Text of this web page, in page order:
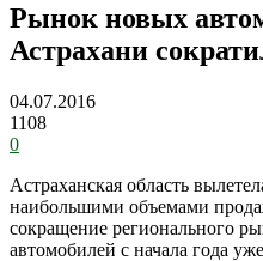
Рынок новых
Астрахани
04.07.2016
1108
0
Астраханская область
наибольшими объемами
сокращение регионального
автомобилей с начала года